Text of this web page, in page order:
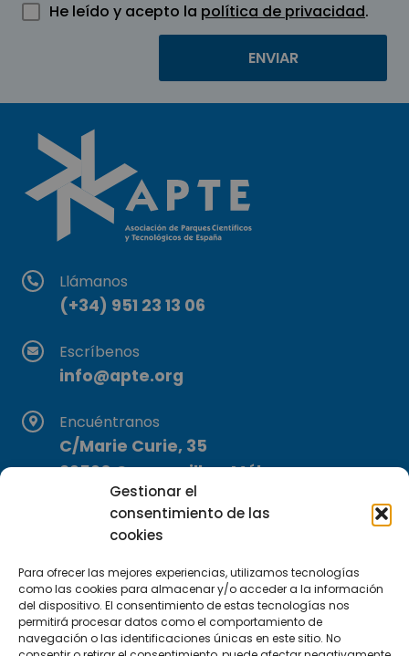
Gestionar el
consentimiento de las
cookies
Para ofrecer las mejores experiencias, utilizamos tecnologías
como las cookies para almacenar y/o acceder a la información
del dispositivo. El consentimiento de estas tecnologías nos
permitirá procesar datos como el comportamiento de
navegación o las identificaciones únicas en este sitio. No
He leído y acepto la política de privacidad.
Llámanos
(+34) 951 23 13 06
Escríbenos
info@apte.org
Encuéntranos
C/Marie Curie, 35
29590 Campanillas, Málaga
Suscríbete a nuestra Newsletter